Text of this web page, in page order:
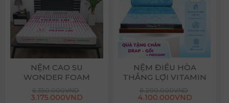
NỆM CAO SU
WONDER FOAM
6.350.000VND
3.175.000VND
NỆM ĐIỀU HÒA
THẮNG LỢI VITAMIN
8.200.000VND
4.100.000VND